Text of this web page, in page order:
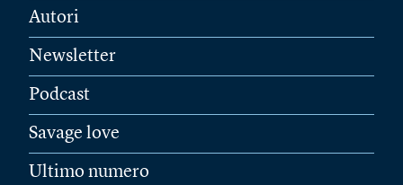
Autori
Newsletter
Podcast
Savage love
Ultimo numero